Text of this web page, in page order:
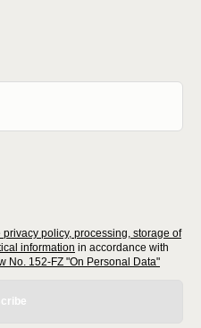
privacy policy, processing, storage of
information in accordance with
No. 152-FZ "On Personal Data"